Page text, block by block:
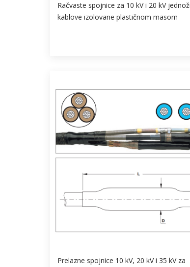
Račvaste spojnice za 10 kV i 20 kV
kablove izolovane plastičnom masom
Prelazne spojnice 10 kV, 20 kV i 35 kV za